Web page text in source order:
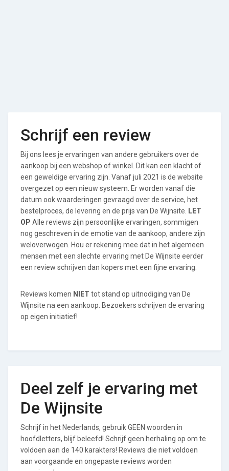
Schrijf een review
Bij ons lees je ervaringen van andere gebruikers over de
aankoop bij een webshop of winkel. Dit kan een klacht of
een geweldige ervaring zijn. Vanaf juli 2021 is de website
overgezet op een nieuw systeem. Er worden vanaf die
datum ook waarderingen gevraagd over de service, het
bestelproces, de levering en de prijs van De Wijnsite.
LET
OP Alle reviews zijn persoonlijke ervaringen, sommigen
nog geschreven in de emotie van de aankoop, andere zijn
weloverwogen. Hou er rekening mee dat in het algemeen
mensen met een slechte ervaring met De Wijnsite eerder
een review schrijven dan kopers met een fijne ervaring.
Reviews komen NIET tot stand op uitnodiging van De
Wijnsite na een aankoop. Bezoekers schrijven de ervaring
op eigen initiatief!
Deel zelf je ervaring met
De Wijnsite
Schrijf in het Nederlands, gebruik GEEN woorden in
hoofdletters, blijf beleefd! Schrijf geen herhaling op om te
voldoen aan de 140 karakters! Reviews die niet voldoen
aan voorgaande en ongepaste reviews worden